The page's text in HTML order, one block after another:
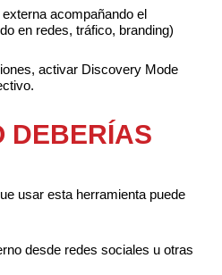
acompañando el
en redes, tráfico, branding)
activar Discovery Mode
DEBERÍAS
usar esta herramienta puede
desde redes sociales u otras